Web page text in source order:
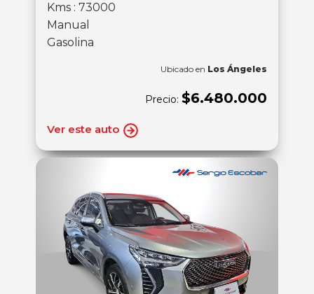
Kms : 73000
Manual
Gasolina
Ubicado en Los Ángeles
Precio: $6.480.000
Ver este auto